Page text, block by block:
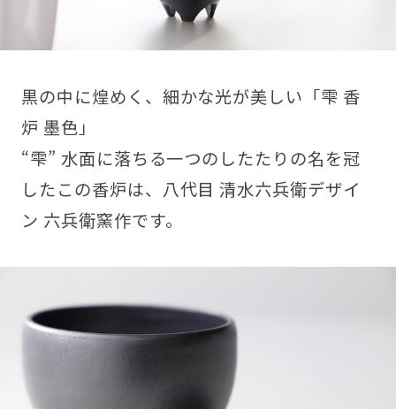
黒の中に煌めく、細かな光が美しい「雫 香
炉 墨色」
“雫” 水面に落ちる一つのしたたりの名を冠
したこの香炉は、八代目 清水六兵衛デザイ
ン 六兵衛窯作です。